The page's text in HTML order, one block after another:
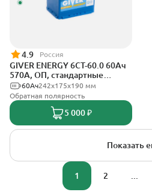
4.9 Россия
GIVER ENERGY 6СТ-60.0 60Ач
570А, ОП, стандартные
клеммы242х175х190 мм
60Ач
Обратная полярность
5 000 ₽
Показать
1 2